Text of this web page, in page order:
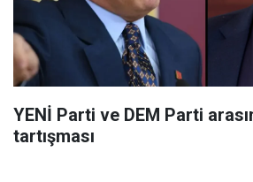
YENİ Parti ve DEM Parti
tartışması